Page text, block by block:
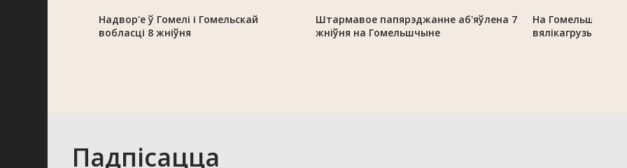
Надвор'е ў Гомелі і Гомельскай
вобласці 8 жніўня
Штармавое папярэджанне аб'яўлена 7
жніўня на Гомельшчыне
На Гомельшчыне
вялікагрузы з-за
Падпісацца